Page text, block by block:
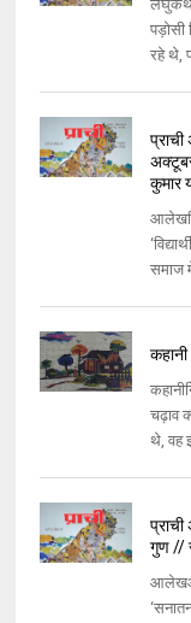
पड़ोसी
रहे थे,
कुमार
समाज
चढ़ाव
थे, वह
गुण //